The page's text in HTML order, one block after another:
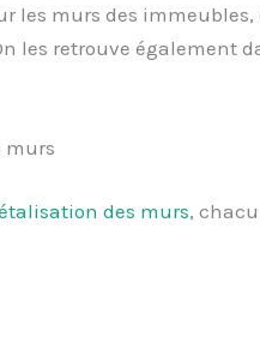
les murs des
les retrouve également
murs
des murs,